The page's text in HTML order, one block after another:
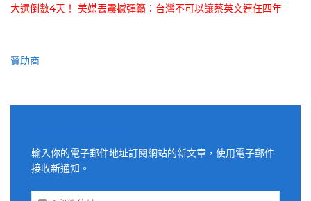
大選倒數4天！ 美媒丟震撼彈籲：台灣不可以讓蔡英文連任四年
贊助商
輸入你的電子郵件地址訂閱網站的新文章，使用電子郵件
接收新通知。
電